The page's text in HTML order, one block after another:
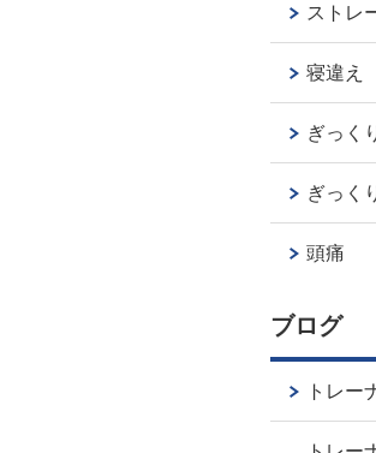
ストレ
寝違え
ぎっく
ぎっく
頭痛
ブログ
トレー